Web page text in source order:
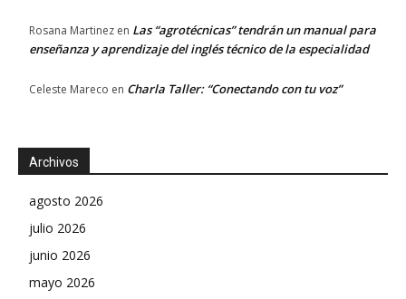
Rosana Martinez en Las “agrotécnicas” tendrán un manual para
enseñanza y aprendizaje del inglés técnico de la especialidad
Celeste Mareco en Charla Taller: “Conectando con tu voz”
Archivos
agosto 2026
julio 2026
junio 2026
mayo 2026